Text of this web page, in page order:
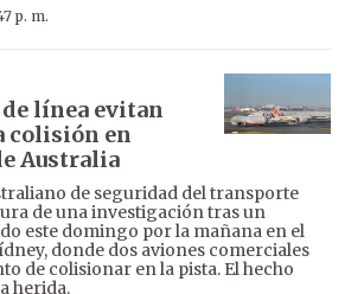
p. m.
línea evitan
colisión en
Australia
de seguridad del transporte
de una investigación tras un
este domingo por la mañana en el
donde dos aviones comerciales
de colisionar en la pista. El hecho
herida.